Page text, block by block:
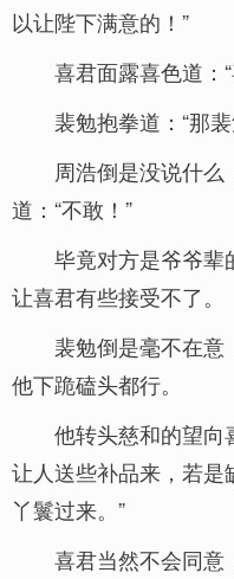
以让陛下满意的！”
喜君面露喜色道：
裴勉抱拳道：“那
周浩倒是没说什
道：“不敢！”
毕竟对方是爷爷辈
让喜君有些接受不了。
裴勉倒是毫不在
他下跪磕头都行。
他转头慈和的望向
让人送些补品来，若
丫鬟过来。”
喜君当然不会同意